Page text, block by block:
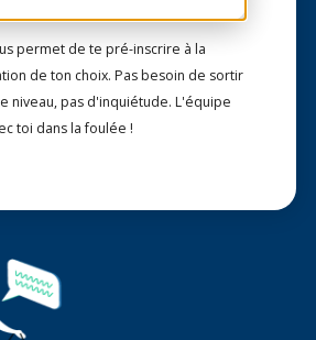
permet de te pré-inscrire à la
de ton choix. Pas besoin de sortir
niveau, pas d'inquiétude. L'équipe
toi dans la foulée !